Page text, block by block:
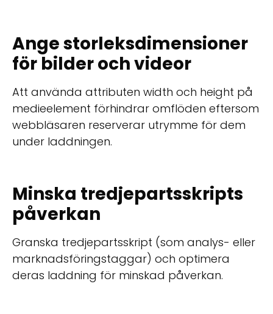
Ange storleksdimensioner
för bilder och videor
Att använda attributen width och height på
medieelement förhindrar omflöden eftersom
webbläsaren reserverar utrymme för dem
under laddningen.
Minska tredjepartsskripts
påverkan
Granska tredjepartsskript (som analys- eller
marknadsföringstaggar) och optimera
deras laddning för minskad påverkan.